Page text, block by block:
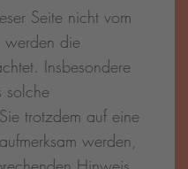
Seite nicht vom
werden die
Insbesondere
solche
trotzdem auf eine
werden,